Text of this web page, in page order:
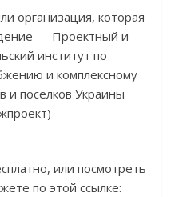
организация, которая
— Проектный и
институт по
и комплексному
и поселков Украины
или посмотреть
по этой ссылке: